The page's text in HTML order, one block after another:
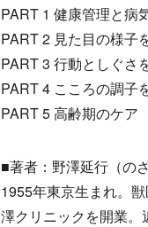
PART 1 健康管理と病
PART 2 見た目の様子
PART 3 行動としぐさ
PART 4 こころの調子
PART 5 高齢期のケア
■著者：野澤延行（の
1955年東京生まれ。
澤クリニックを開業